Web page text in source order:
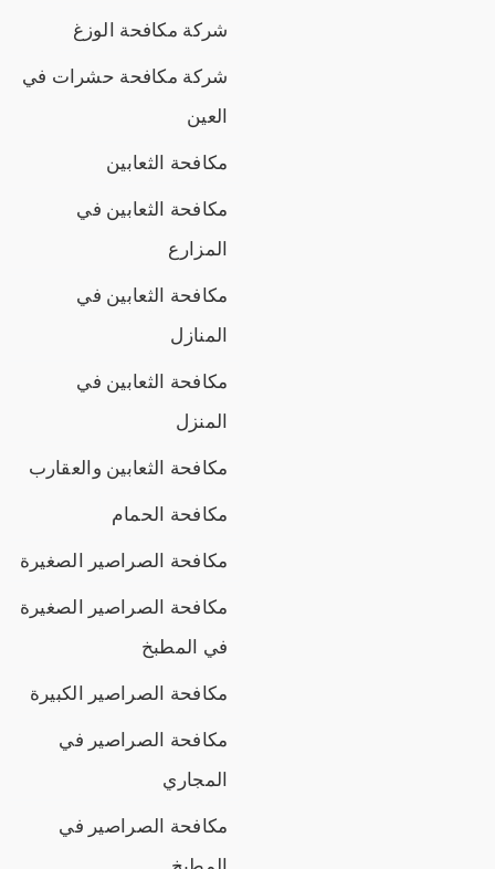
شركة مكافحة الوزغ
شركة مكافحة حشرات في
العين
مكافحة الثعابين
مكافحة الثعابين في
المزارع
مكافحة الثعابين في
المنازل
مكافحة الثعابين في
المنزل
مكافحة الثعابين والعقارب
مكافحة الحمام
مكافحة الصراصير الصغيرة
مكافحة الصراصير الصغيرة
في المطبخ
مكافحة الصراصير الكبيرة
مكافحة الصراصير في
المجاري
مكافحة الصراصير في